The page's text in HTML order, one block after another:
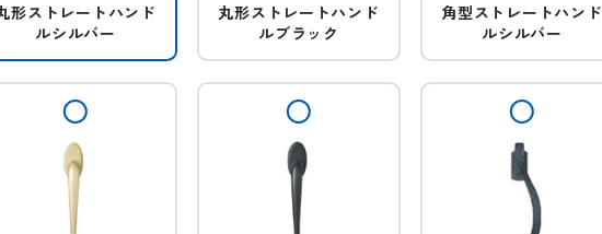
形ストレートハンド
ルシルバー
丸形ストレートハンド
ルブラック
角型ストレートハンド
ルシルバー